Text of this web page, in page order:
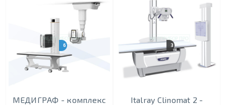
6 ИСПОЛНЕНИЙ
МЕДИГРАФ - комплекс
3 КОНФИГУРАЦИИ
Italray Clinomat 2 -